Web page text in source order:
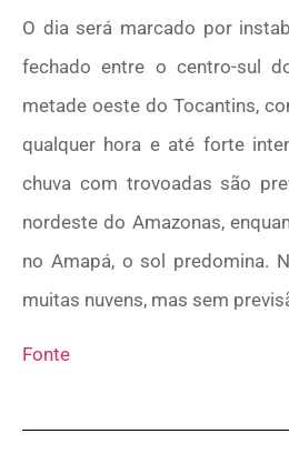
O dia será marcado por
fechado entre o centro-sul
metade oeste do Tocantins,
qualquer hora e até forte
chuva com trovoadas são
nordeste do Amazonas,
no Amapá, o sol predomina.
muitas nuvens, mas sem
Fonte